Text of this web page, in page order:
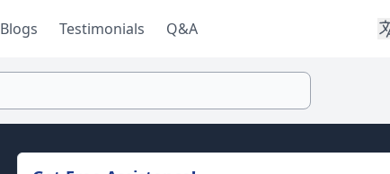
Blogs Testimonials Q&A